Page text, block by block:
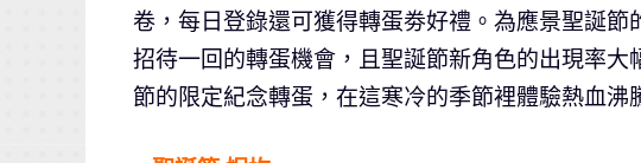
卷，每日登錄還可獲得轉蛋劵好禮。為應景聖誕
招待一回的轉蛋機會，且聖誕節新角色的出現率
節的限定紀念轉蛋，在這寒冷的季節裡體驗熱血沸